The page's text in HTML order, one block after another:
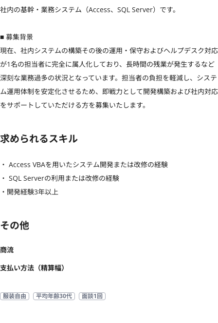
社内の基幹・業務システム（Access、SQL Server）です。
■ 募集背景
現在、社内システムの構築その後の運用・保守およびヘルプデスク対応
が1名の担当者に完全に属人化しており、長時間の残業が発生するなど
深刻な業務過多の状況となっています。担当者の負担を軽減し、システ
ム運用体制を安定化させるため、即戦力として開発構築および社内対応
をサポートしていただける方を募集いたします。
求められるスキル
・ Access VBAを用いたシステム開発または改修の経験
・ SQL Serverの利用または改修の経験
・開発経験3年以上
その他
商流
支払い方法（精算幅）
服装自由 平均年齢30代 面談1回